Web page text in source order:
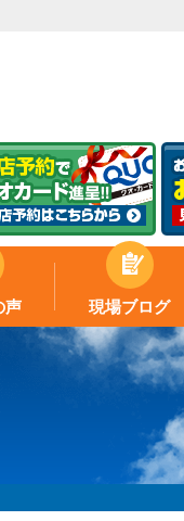
声 現場ブログ